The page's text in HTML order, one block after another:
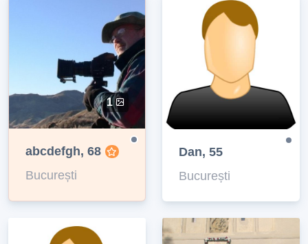
1
abcdefgh, 68
București
Dan, 55
București